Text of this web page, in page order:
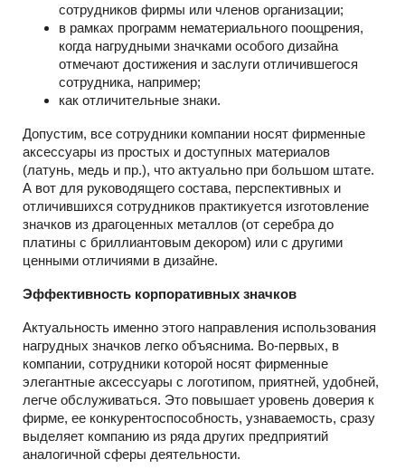
сотрудников фирмы или членов организации;
в рамках программ нематериального поощрения,
когда нагрудными значками особого дизайна
отмечают достижения и заслуги отличившегося
сотрудника, например;
как отличительные знаки.
Допустим, все сотрудники компании носят фирменные
аксессуары из простых и доступных материалов
(латунь, медь и пр.), что актуально при большом штате.
А вот для руководящего состава, перспективных и
отличившихся сотрудников практикуется изготовление
значков из драгоценных металлов (от серебра до
платины с бриллиантовым декором) или с другими
ценными отличиями в дизайне.
Эффективность корпоративных значков
Актуальность именно этого направления использования
нагрудных значков легко объяснима. Во-первых, в
компании, сотрудники которой носят фирменные
элегантные аксессуары с логотипом, приятней, удобней,
легче обслуживаться. Это повышает уровень доверия к
фирме, ее конкурентоспособность, узнаваемость, сразу
выделяет компанию из ряда других предприятий
аналогичной сферы деятельности.